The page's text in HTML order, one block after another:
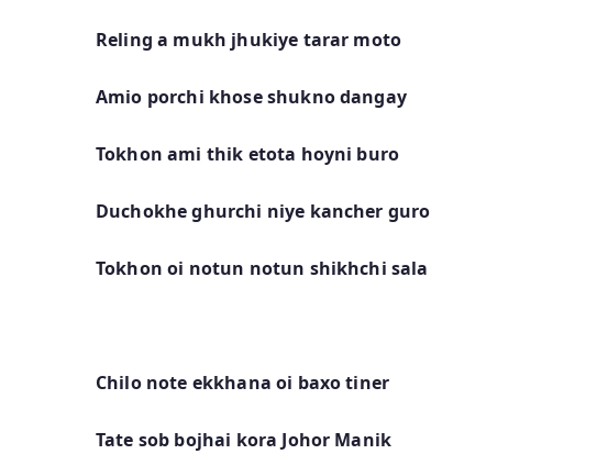
Reling a mukh jhukiye tarar moto
Amio porchi khose shukno dangay
Tokhon ami thik etota hoyni buro
Duchokhe ghurchi niye kancher guro
Tokhon oi notun notun shikhchi sala
Chilo note ekkhana oi baxo tiner
Tate sob bojhai kora Johor Manik